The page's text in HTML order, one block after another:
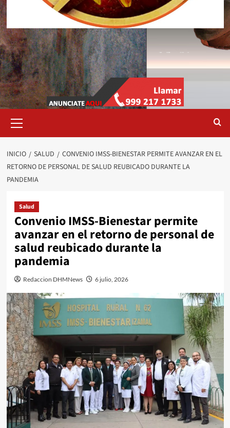
primario
INICIO SALUD
CONVENIO IMSS-BIENESTAR PERMITE AVANZAR EN EL
RETORNO DE PERSONAL DE SALUD REUBICADO DURANTE LA
PANDEMIA
Salud
Convenio IMSS-Bienestar permite
avanzar en el retorno de personal de
salud reubicado durante la
pandemia
Redaccion DHMNews 6 julio, 2026